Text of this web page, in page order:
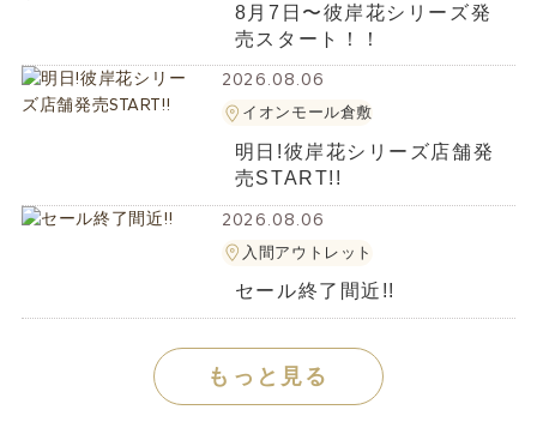
8月7日〜彼岸花シリーズ発
売スタート！！
2026.08.06
イオンモール倉敷
明日!彼岸花シリーズ店舗発
売START!!
2026.08.06
入間アウトレット
セール終了間近!!
もっと見る